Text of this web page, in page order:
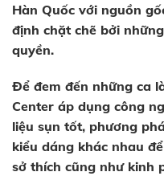
Hàn Quốc với nguồn
định chặt chẽ bởi
quyền.
Để đem đến những ca
Center áp dụng công
liệu sụn tốt, phương
kiểu dáng khác nhau
sở thích cũng như kinh